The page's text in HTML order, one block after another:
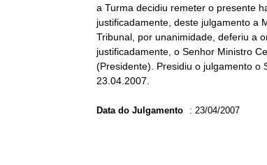
a Turma decidiu remeter o presente
justificadamente, deste julgamento a
Tribunal, por unanimidade, deferiu a
justificadamente, o Senhor Ministro
(Presidente). Presidiu o julgamento o
23.04.2007.
Data do Julgamento : 23/04/2007